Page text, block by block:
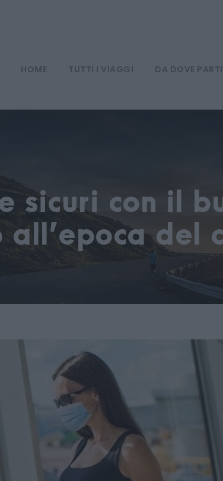
HOME TUTTI I VIAGGI DA DOVE
sicuri con il
del